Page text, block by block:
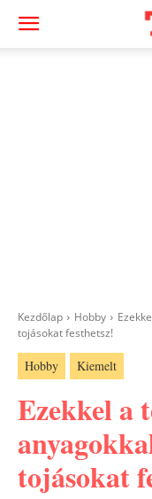
Kezdőlap Hobby
tojásokat festhetsz!
Hobby Kiemelt
Ezekkel a
tojásokat